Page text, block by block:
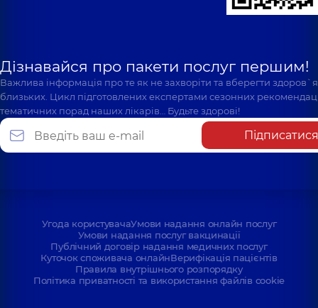
Дізнавайся про пакети послуг першим!
Важлива інформація про те як не захворіти та вберегти
близьких. Цикл підготовлених експертами сезонних
тематичних порад наших лікарів… Будьте здорові!
Підписатися
Угода користувачаУмови надання онлайн послуг
Умови надання послуг вакцинації
Публічний договір надання медичних послуг
Куточок споживача онлайнВерифікація пацієнтів
Правила внутрішнього розпорядку
Політика приватності та використання файлів cookie